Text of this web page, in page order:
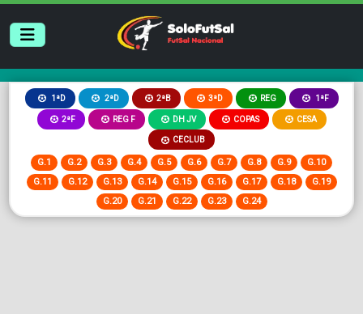
1ªD 2ªD 2ªB 3ªD REG 1ªF
2ªF REG F DH JV COPAS CESA
CECLUB
G.1 G.2 G.3 G.4 G.5 G.6 G.7 G.8 G.9
G.10
G.11
G.12 G.13 G.14 G.15 G.16 G.17 G.18
G.19
G.20
G.21 G.22 G.23 G.24